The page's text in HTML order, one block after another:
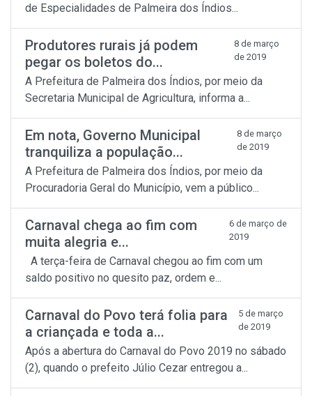
de Especialidades de Palmeira dos Índios...
Produtores rurais já podem
pegar os boletos do...
8 de março
de 2019
A Prefeitura de Palmeira dos Índios, por meio da
Secretaria Municipal de Agricultura, informa a...
Em nota, Governo Municipal
tranquiliza a população...
8 de março
de 2019
A Prefeitura de Palmeira dos Índios, por meio da
Procuradoria Geral do Município, vem a público...
Carnaval chega ao fim com
muita alegria e...
6 de março de
2019
A terça-feira de Carnaval chegou ao fim com um
saldo positivo no quesito paz, ordem e...
Carnaval do Povo terá folia para
a criançada e toda a...
5 de março
de 2019
Após a abertura do Carnaval do Povo 2019 no sábado
(2), quando o prefeito Júlio Cezar entregou a...